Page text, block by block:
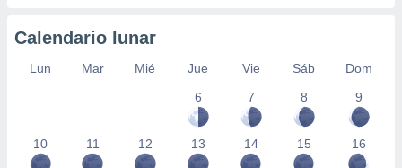
Calendario lunar
Lun Mar Mié Jue Vie Sáb
Dom
6
7 8 9
10 11 12 13 14 15 16